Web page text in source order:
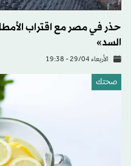
حذر في مصر مع اقتراب
السد»
الأربعاء 29/04 - 19:38
صحتك